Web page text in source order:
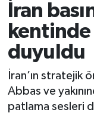
İran
duyuldu
İran’ın stratejik
Abbas ve
patlama sesleri
Asayiş
Bilim -
Çevre - İklim
Dünya
Trafik Durumu
Süper Lig
Tüm
Son Dakika